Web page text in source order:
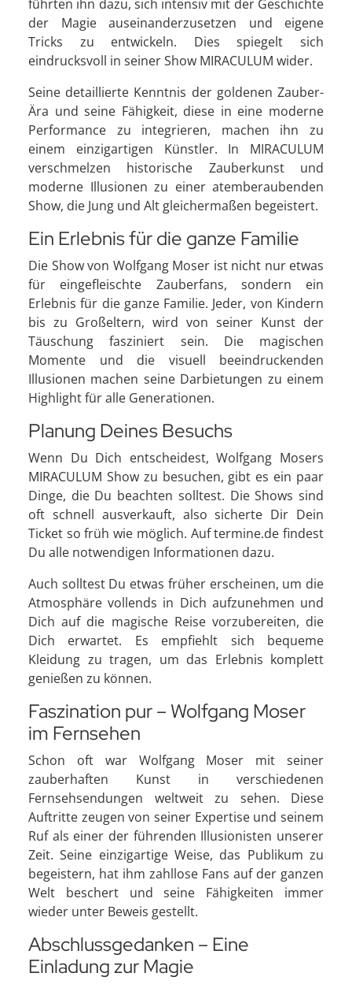
führten ihn dazu, sich intensiv mit der Geschichte
der Magie auseinanderzusetzen und eigene
Tricks zu entwickeln. Dies spiegelt sich
eindrucksvoll in seiner Show MIRACULUM wider.
Seine detaillierte Kenntnis der goldenen Zauber-
Ära und seine Fähigkeit, diese in eine moderne
Performance zu integrieren, machen ihn zu
einem einzigartigen Künstler. In MIRACULUM
verschmelzen historische Zauberkunst und
moderne Illusionen zu einer atemberaubenden
Show, die Jung und Alt gleichermaßen begeistert.
Ein Erlebnis für die ganze Familie
Die Show von Wolfgang Moser ist nicht nur etwas
für eingefleischte Zauberfans, sondern ein
Erlebnis für die ganze Familie. Jeder, von Kindern
bis zu Großeltern, wird von seiner Kunst der
Täuschung fasziniert sein. Die magischen
Momente und die visuell beeindruckenden
Illusionen machen seine Darbietungen zu einem
Highlight für alle Generationen.
Planung Deines Besuchs
Wenn Du Dich entscheidest, Wolfgang Mosers
MIRACULUM Show zu besuchen, gibt es ein paar
Dinge, die Du beachten solltest. Die Shows sind
oft schnell ausverkauft, also sicherte Dir Dein
Ticket so früh wie möglich. Auf termine.de findest
Du alle notwendigen Informationen dazu.
Auch solltest Du etwas früher erscheinen, um die
Atmosphäre vollends in Dich aufzunehmen und
Dich auf die magische Reise vorzubereiten, die
Dich erwartet. Es empfiehlt sich bequeme
Kleidung zu tragen, um das Erlebnis komplett
genießen zu können.
Faszination pur – Wolfgang Moser
im Fernsehen
Schon oft war Wolfgang Moser mit seiner
zauberhaften Kunst in verschiedenen
Fernsehsendungen weltweit zu sehen. Diese
Auftritte zeugen von seiner Expertise und seinem
Ruf als einer der führenden Illusionisten unserer
Zeit. Seine einzigartige Weise, das Publikum zu
begeistern, hat ihm zahllose Fans auf der ganzen
Welt beschert und seine Fähigkeiten immer
wieder unter Beweis gestellt.
Abschlussgedanken – Eine
Einladung zur Magie